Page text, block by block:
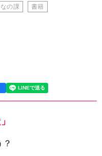
の課 書籍
？